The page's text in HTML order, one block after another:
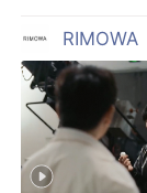
RIMOWA